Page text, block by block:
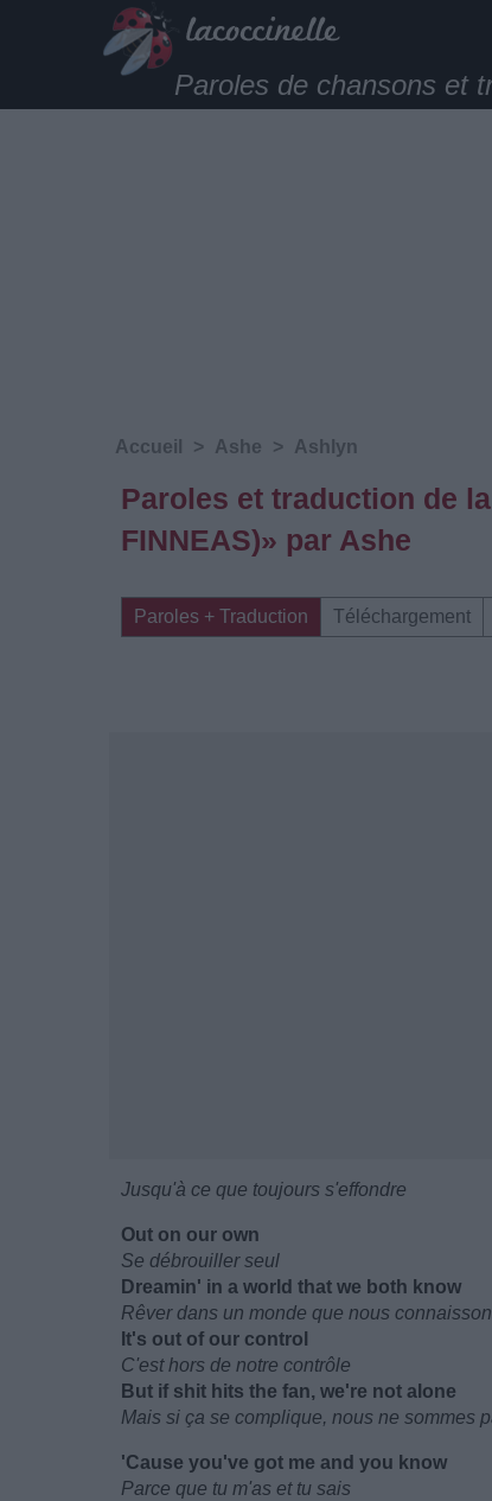
Paroles de chansons et
Accueil > Ashe > Ashlyn
Paroles et traduction de
FINNEAS)» par Ashe
Paroles + Traduction Téléchargement
Jusqu'à ce que toujours s'effondre
Out on our own
Se débrouiller seul
Dreamin' in a world that we both know
Rêver dans un monde que nous
It's out of our control
C'est hors de notre contrôle
But if shit hits the fan, we're not alone
Mais si ça se complique, nous ne sommes
'Cause you've got me and you know
Parce que tu m'as et tu sais